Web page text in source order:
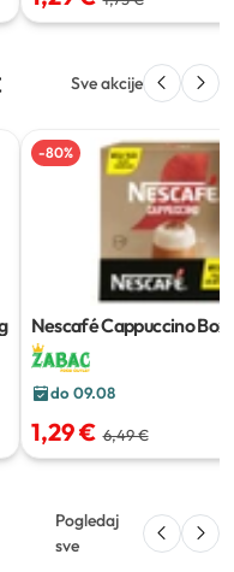
Sve akcije
-80%
Nescafé Cappuccino Box
g
do 09.08
1,29 € 6,49 €
Pogledaj
sve